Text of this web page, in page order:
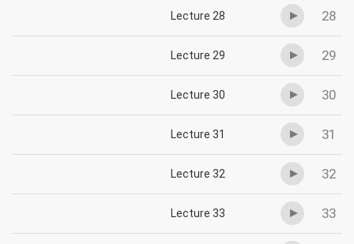
28
Lecture 28
29
Lecture 29
30
Lecture 30
31
Lecture 31
32
Lecture 32
33
Lecture 33